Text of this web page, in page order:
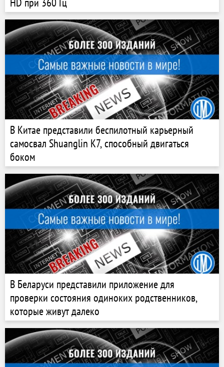
В Китае представили беспилотный карьерный
самосвал Shuanglin K7, способный двигаться
боком
В Беларуси представили приложение для
проверки состояния одиноких родственников,
которые живут далеко